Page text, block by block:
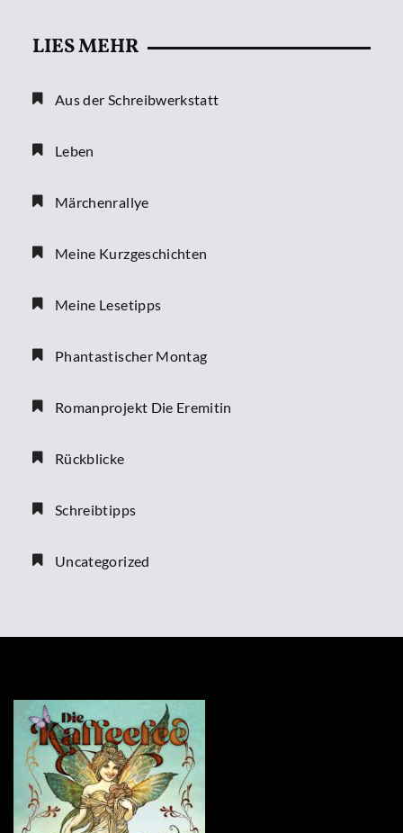
LIES MEHR
Aus der Schreibwerkstatt
Leben
Märchenrallye
Meine Kurzgeschichten
Meine Lesetipps
Phantastischer Montag
Romanprojekt Die Eremitin
Rückblicke
Schreibtipps
Uncategorized